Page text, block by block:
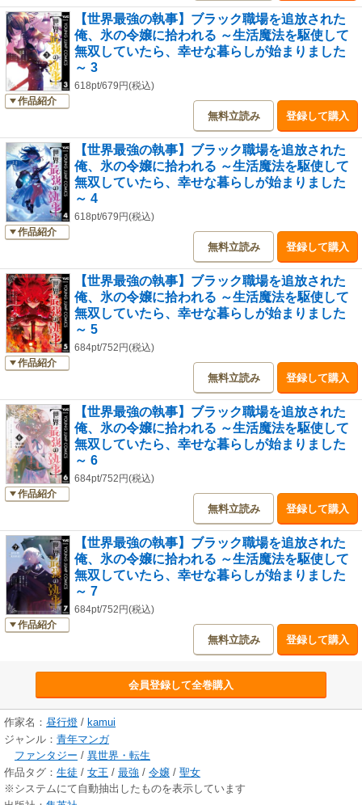
作品紹介
【世界最強の執事】ブラック職場を追放された
俺、氷の令嬢に拾われる ～生活魔法を駆使して
無双していたら、幸せな暮らしが始まりました
～ 3
618pt/679円(税込)
無料立読み 登録して購入
作品紹介
【世界最強の執事】ブラック職場を追放された
俺、氷の令嬢に拾われる ～生活魔法を駆使して
無双していたら、幸せな暮らしが始まりました
～ 4
618pt/679円(税込)
無料立読み 登録して購入
作品紹介
【世界最強の執事】ブラック職場を追放された
俺、氷の令嬢に拾われる ～生活魔法を駆使して
無双していたら、幸せな暮らしが始まりました
～ 5
684pt/752円(税込)
無料立読み 登録して購入
作品紹介
【世界最強の執事】ブラック職場を追放された
俺、氷の令嬢に拾われる ～生活魔法を駆使して
無双していたら、幸せな暮らしが始まりました
～ 6
684pt/752円(税込)
無料立読み 登録して購入
作品紹介
【世界最強の執事】ブラック職場を追放された
俺、氷の令嬢に拾われる ～生活魔法を駆使して
無双していたら、幸せな暮らしが始まりました
～ 7
684pt/752円(税込)
無料立読み 登録して購入
会員登録して全巻購入
作家名： 昼行燈 / kamui
ジャンル： 青年マンガ
ファンタジー / 異世界・転生
作品タグ： 生徒 / 女王 / 最強 / 令嬢 / 聖女
※システムにて自動抽出したものを表示しています